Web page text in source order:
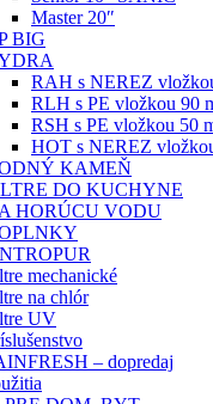
Master 20″
BIG
RAH s NEREZ
RLH s PE vložkou 90
RSH s PE vložkou 50
HOT s NEREZ
KAMEŇ
DO KUCHYNE
HORÚCU VODU
mechanické
na chlór
UV
– dopredaj